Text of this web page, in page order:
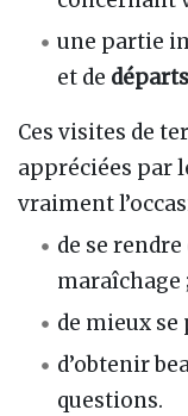
une partie
et de
Ces visites de
appréciées par
vraiment
de se rendre
maraîchage ;
de mieux se
d’obtenir
questions.